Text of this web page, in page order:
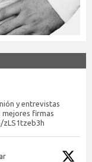
y entrevistas
mejores firmas